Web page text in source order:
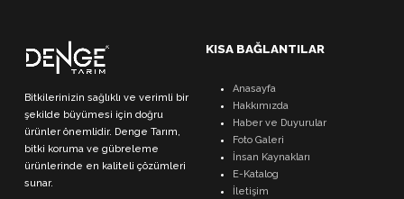
Bitkilerinizin sağlıklı ve verimli bir
şekilde büyümesi için doğru
ürünler önemlidir. Denge Tarım,
bitki koruma ve gübreleme
ürünlerinde en kaliteli çözümleri
sunar.
KISA BAĞLANTILAR
Anasayfa
Hakkımızda
Haber ve Duyurular
Foto Galeri
İnsan Kaynakları
E-Katalog
İletişim